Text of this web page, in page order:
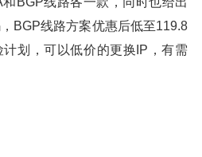
BGP线路方案优惠后低至119.8
划，可以低价的更换IP，有需